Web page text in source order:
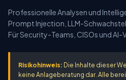
Professionelle Analysen und
Prompt Injection, LLM-
Für Security-Teams, CISOs und AI-
Risikohinweis: Die Inhalte dieser
keine Anlageberatung dar. Alle